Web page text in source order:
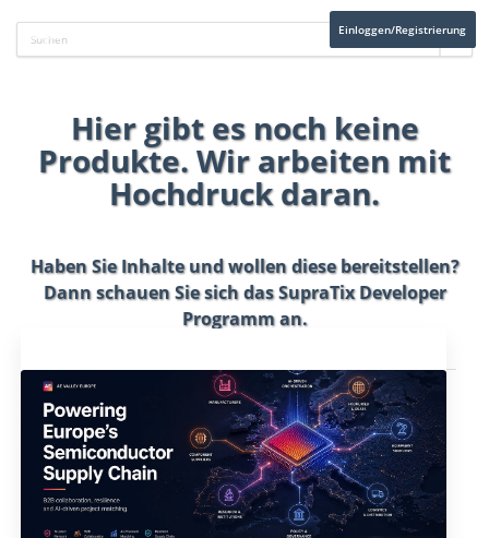
Einloggen/Registrierung
Hier gibt es noch keine
Produkte. Wir arbeiten mit
Hochdruck daran.
Haben Sie Inhalte und wollen diese bereitstellen?
Dann schauen Sie sich dasSupraTix Developer
Programman.